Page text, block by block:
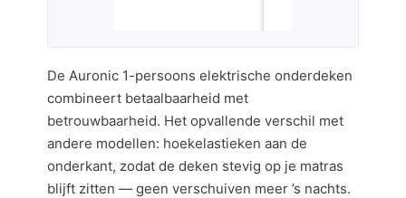
De Auronic 1-persoons elektrische onderdeken
combineert betaalbaarheid met
betrouwbaarheid. Het opvallende verschil met
andere modellen: hoekelastieken aan de
onderkant, zodat de deken stevig op je matras
blijft zitten — geen verschuiven meer ’s nachts.